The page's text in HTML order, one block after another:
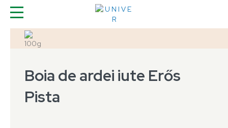
100g
Boia de ardei iute Erős
Pista